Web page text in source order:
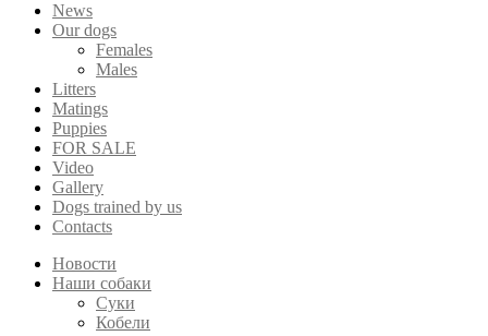
News
Our dogs
Females
Males
Litters
Matings
Puppies
FOR SALE
Video
Gallery
Dogs trained by us
Contacts
Новости
Наши собаки
Суки
Кобели